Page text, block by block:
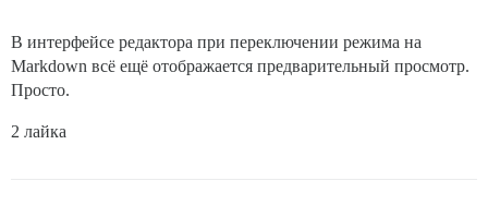
В интерфейсе редактора при переключении режима на
Markdown всё ещё отображается предварительный просмотр.
Просто.
2 лайка